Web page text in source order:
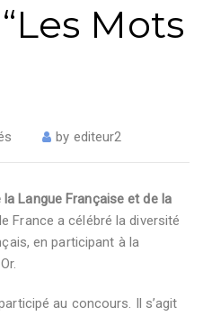
Mots
by editeur2
la Langue Française et de la
France a célébré la diversité
en participant à la
au concours. Il s’agit